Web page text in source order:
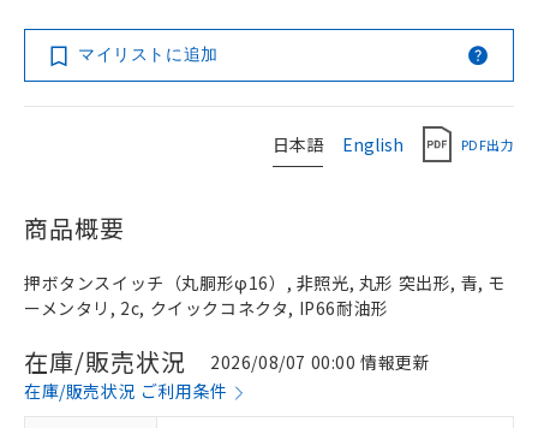
マイリストに追加
日本語 English PDF出力
商品概要
押ボタンスイッチ（丸胴形φ16）, 非照光, 丸形 突出形, 青, モ
ーメンタリ, 2c, クイックコネクタ, IP66耐油形
在庫/販売状況
2026/08/07 00:00 情報更新
在庫/販売状況 ご利用条件